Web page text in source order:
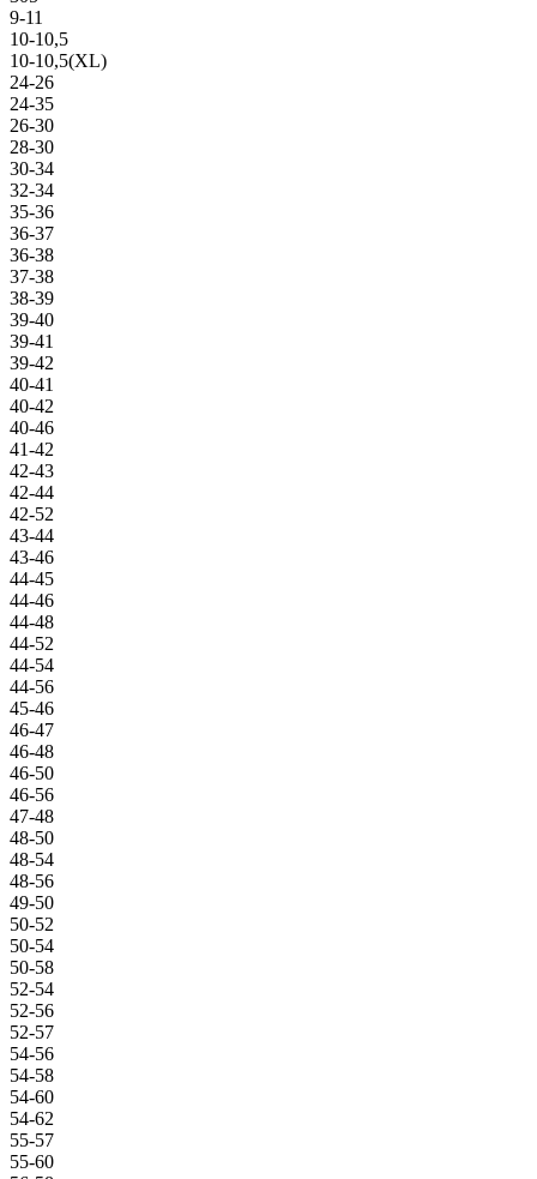
9-11
10-10,5
10-10,5(XL)
24-26
24-35
26-30
28-30
30-34
32-34
35-36
36-37
36-38
37-38
38-39
39-40
39-41
39-42
40-41
40-42
40-46
41-42
42-43
42-44
42-52
43-44
43-46
44-45
44-46
44-48
44-52
44-54
44-56
45-46
46-47
46-48
46-50
46-56
47-48
48-50
48-54
48-56
49-50
50-52
50-54
50-58
52-54
52-56
52-57
54-56
54-58
54-60
54-62
55-57
55-60